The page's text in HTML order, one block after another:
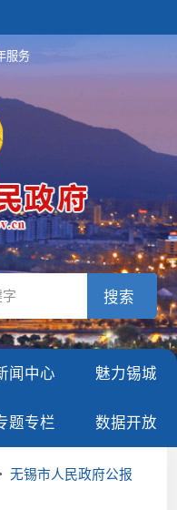
服务
闻中心 魅力锡城
题专栏 数据开放
无锡市人民政府公报